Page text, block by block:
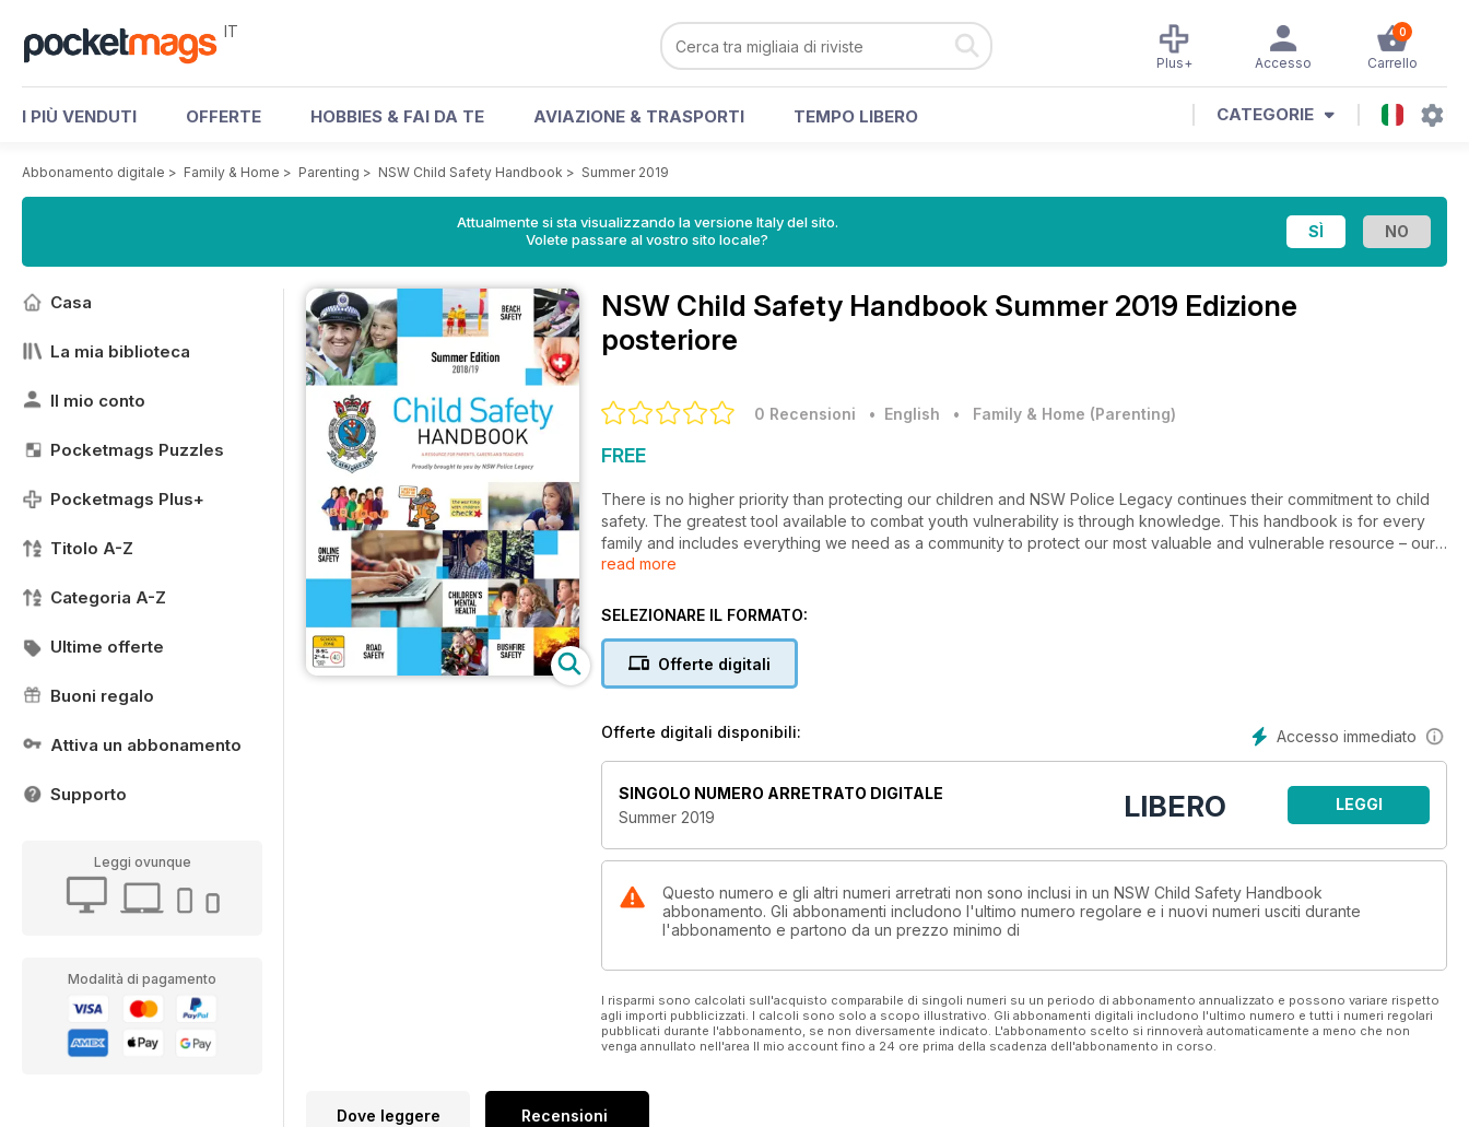
IT 0
Carrello
Accesso
Plus+
I PIÙ VENDUTI OFFERTE HOBBIES & FAI DA TE AVIAZIONE & TRASPORTI TEMPO LIBERO CATEGORIE
Abbonamento digitale > Family & Home > Parenting > NSW Child Safety Handbook > Summer 2019
Attualmente si sta visualizzando la versione Italy del sito.
Volete passare al vostro sito locale?
Casa
La mia biblioteca
Il mio conto
Pocketmags Puzzles
Pocketmags Plus+
Titolo A-Z
Categoria A-Z
Ultime offerte
Buoni regalo
Attiva un abbonamento
Supporto
Leggi ovunque
Modalità di pagamento
NSW Child Safety Handbook Summer 2019 Edizione
posteriore
0 Recensioni • English • Family & Home (Parenting)
FREE
There is no higher priority than protecting our children and NSW Police Legacy continues their commitment to child
safety. The greatest tool available to combat youth vulnerability is through knowledge. This handbook is for every
family and includes everything we need as a community to protect our most valuable and vulnerable resource – our
children.
read more
SELEZIONARE IL FORMATO:
Offerte digitali
Accesso immediato
Offerte digitali disponibili:
SINGOLO NUMERO ARRETRATO DIGITALE
Summer 2019
LIBERO LEGGI
Questo numero e gli altri numeri arretrati non sono inclusi in un NSW Child Safety Handbook
abbonamento. Gli abbonamenti includono l'ultimo numero regolare e i nuovi numeri usciti durante
l'abbonamento e partono da un prezzo minimo di
I risparmi sono calcolati sull'acquisto comparabile di singoli numeri su un periodo di abbonamento annualizzato e possono variare rispetto
agli importi pubblicizzati. I calcoli sono solo a scopo illustrativo. Gli abbonamenti digitali includono l'ultimo numero e tutti i numeri regolari
pubblicati durante l'abbonamento, se non diversamente indicato. L'abbonamento scelto si rinnoverà automaticamente a meno che non
venga annullato nell'area Il mio account fino a 24 ore prima della scadenza dell'abbonamento in corso.
Dove leggere Recensioni